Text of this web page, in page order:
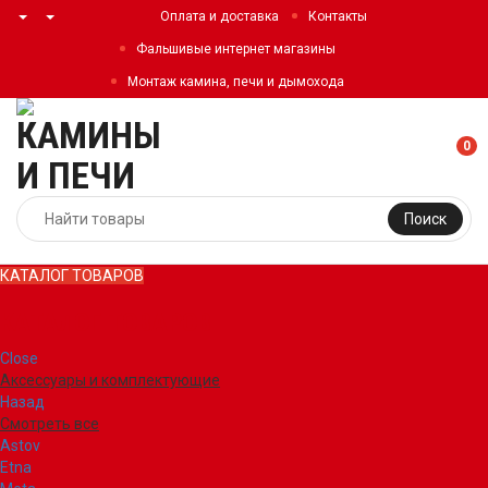
Оплата и доставка Контакты
Фальшивые интернет магазины
Монтаж камина, печи и дымохода
Поиск
0
КАТАЛОГ ТОВАРОВ
Close
Аксессуары и комплектующие
Назад
Смотреть все
Astov
Etna